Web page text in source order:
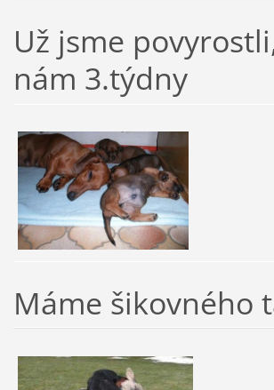
Už jsme
nám 3.týdny
Máme šikovného